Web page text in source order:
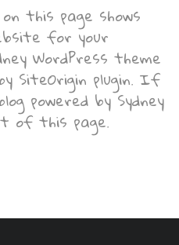
this page shows
for your
WordPress theme
SiteOrigin plugin. If
powered by Sydney
of this page.